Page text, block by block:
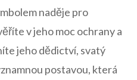
naděje pro⁢
v jeho moc ochrany a
jeho ​dědictví, svatý
postavou,⁢ která